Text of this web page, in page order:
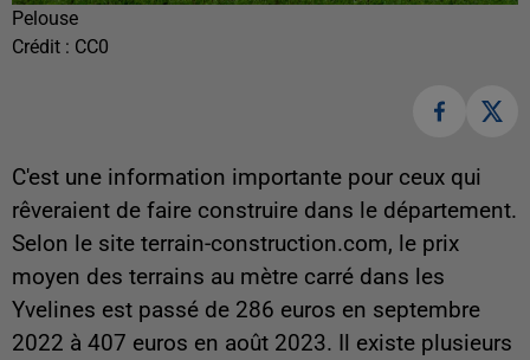
Pelouse
Crédit : CC0
C'est une information importante pour ceux qui
rêveraient de faire construire dans le département.
Selon le site terrain-construction.com, le prix
moyen des terrains au mètre carré dans les
Yvelines est passé de 286 euros en septembre
2022 à 407 euros en août 2023. Il existe plusieurs